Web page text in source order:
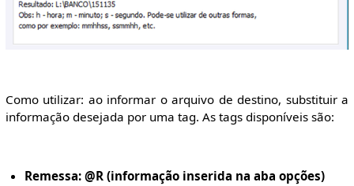
Como utilizar: ao informar o arquivo de destino, substituir a
informação desejada por uma tag. As tags disponíveis são:
Remessa: @R (informação inserida na aba opções)